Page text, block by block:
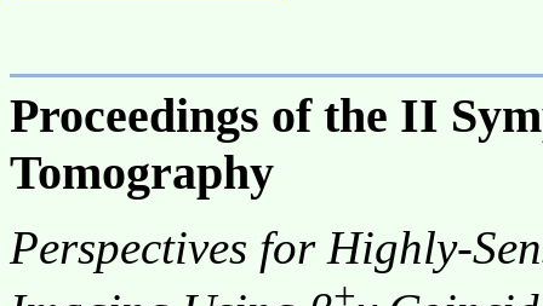
Proceedings of the II
Tomography
Perspectives for Highly-
+